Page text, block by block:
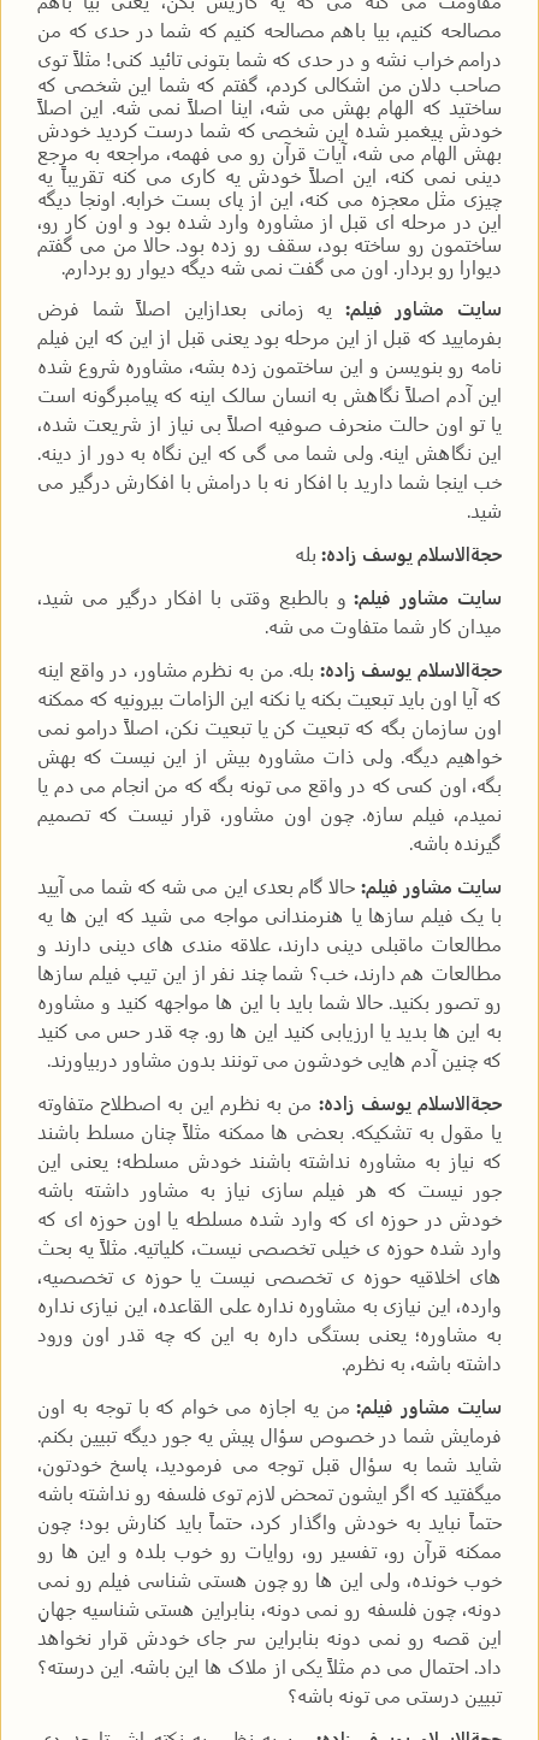
مصالحه کنیم، بیا باهم مصالحه کنیم که شما در حدی که من
درامم خراب نشه و در حدی که شما بتونی تائید کنی! مثلاً توی
صاحب دلان من اشکالی کردم، گفتم که شما این شخصی که
ساختید که الهام بهش می شه، اینا اصلاً نمی شه. این اصلاً
خودش پیغمبر شده این شخصی که شما درست کردید خودش
بهش الهام می شه، آیات قرآن رو می فهمه، مراجعه به مرجع
دینی نمی کنه، این اصلاً خودش یه کاری می کنه تقریباً یه
چیزی مثل معجزه می کنه، این از پای بست خرابه. اونجا دیگه
این در مرحله ای قبل از مشاوره وارد شده بود و اون کار رو،
ساختمون رو ساخته بود، سقف رو زده بود. حالا من می گفتم
دیوارا رو بردار. اون می گفت نمی شه دیگه دیوار رو بردارم.
سایت مشاور فیلم: یه زمانی بعدازاین اصلاً شما فرض
بفرمایید که قبل از این مرحله بود یعنی قبل از این که این فیلم
نامه رو بنویسن و این ساختمون زده بشه، مشاوره شروع شده
این آدم اصلاً نگاهش به انسان سالک اینه که پیامبرگونه است
یا تو اون حالت منحرف صوفیه اصلاً بی نیاز از شریعت شده،
این نگاهش اینه. ولی شما می گی که این نگاه به دور از دینه.
خب اینجا شما دارید با افکار نه با درامش با افکارش درگیر می
شید.
حجةالاسلام یوسف زاده: بله
سایت مشاور فیلم:و بالطبع وقتی با افکار درگیر می شید،
میدان کار شما متفاوت می شه.
حجةالاسلام یوسف زاده: بله. من به نظرم مشاور، در واقع اینه
که آیا اون باید تبعیت بکنه یا نکنه این الزامات بیرونیه که ممکنه
اون سازمان بگه که تبعیت کن یا تبعیت نکن، اصلاً درامو نمی
خواهیم دیگه. ولی ذات مشاوره بیش از این نیست که بهش
بگه، اون کسی که در واقع می تونه بگه که من انجام می دم یا
نمیدم، فیلم سازه. چون اون مشاور، قرار نیست که تصمیم
گیرنده باشه.
سایت مشاور فیلم: حالا گام بعدی این می شه که شما می آیید
با یک فیلم سازها یا هنرمندانی مواجه می شید که این ها یه
مطالعات ماقبلی دینی دارند، علاقه مندی های دینی دارند و
مطالعات هم دارند، خب؟ شما چند نفر از این تیپ فیلم سازها
رو تصور بکنید. حالا شما باید با این ها مواجهه کنید و مشاوره
به این ها بدید یا ارزیابی کنید این ها رو. چه قدر حس می کنید
که چنین آدم هایی خودشون می تونند بدون مشاور دربیاورند.
حجةالاسلام یوسف زاده: من به نظرم این به اصطلاح متفاوته
یا مقول به تشکیکه. بعضی ها ممکنه مثلاً چنان مسلط باشند
که نیاز به مشاوره نداشته باشند خودش مسلطه؛ یعنی این
جور نیست که هر فیلم سازی نیاز به مشاور داشته باشه
خودش در حوزه ای که وارد شده مسلطه یا اون حوزه ای که
وارد شده حوزه ی خیلی تخصصی نیست، کلیاتیه. مثلاً یه بحث
های اخلاقیه حوزه ی تخصصی نیست یا حوزه ی تخصصیه،
وارده، این نیازی به مشاوره نداره علی القاعده، این نیازی نداره
به مشاوره؛ یعنی بستگی داره به این که چه قدر اون ورود
داشته باشه، به نظرم.
سایت مشاور فیلم:من یه اجازه می خوام که با توجه به اون
فرمایش شما در خصوص سؤال پیش یه جور دیگه تبیین بکنم.
شاید شما به سؤال قبل توجه می فرمودید، پاسخ خودتون،
میگفتید که اگر ایشون تمحض لازم توی فلسفه رو نداشته باشه
حتماً نباید به خودش واگذار کرد، حتماً باید کنارش بود؛ چون
ممکنه قرآن رو، تفسیر رو، روایات رو خوب بلده و این ها رو
خوب خونده، ولی این ها رو چون هستی شناسی فیلم رو نمی
دونه، چون فلسفه رو نمی دونه، بنابراین هستی شناسیه جهانِ
این قصه رو نمی دونه بنابراین سر جای خودش قرار نخواهد
داد. احتمال می دم مثلاً یکی از ملاک ها این باشه. این درسته؟
تبیین درستی می تونه باشه؟